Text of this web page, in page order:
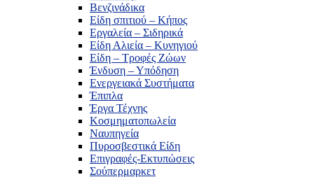
Βενζινάδικα
Είδη σπιτιού – Κήπος
Εργαλεία – Σιδηρικά
Είδη Αλιεία – Κυνηγιού
Είδη – Τροφές Ζώων
Ένδυση – Υπόδηση
Ενεργειακά Συστήματα
Έπιπλα
Έργα Τέχνης
Κοσμηματοπωλεία
Ναυπηγεία
Πυροσβεστικά Είδη
Επιγραφές-Εκτυπώσεις
Σούπερμαρκετ